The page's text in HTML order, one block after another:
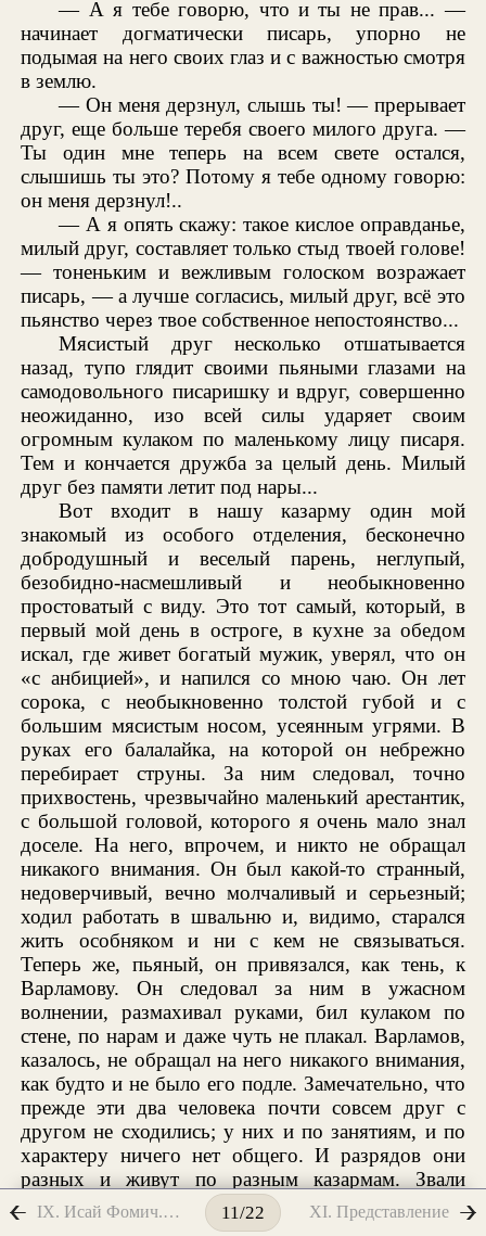
— А я тебе говорю, что и ты не прав... —
начинает догматически писарь, упорно не
подымая на него своих глаз и с важностью смотря
в землю.
— Он меня дерзнул, слышь ты! — прерывает
друг, еще больше теребя своего милого друга. —
Ты один мне теперь на всем свете остался,
слышишь ты это? Потому я тебе одному говорю:
он меня дерзнул!..
— А я опять скажу: такое кислое оправданье,
милый друг, составляет только стыд твоей голове!
— тоненьким и вежливым голоском возражает
писарь, — а лучше согласись, милый друг, всё это
пьянство через твое собственное непостоянство...
Мясистый друг несколько отшатывается
назад, тупо глядит своими пьяными глазами на
самодовольного писаришку и вдруг, совершенно
неожиданно, изо всей силы ударяет своим
огромным кулаком по маленькому лицу писаря.
Тем и кончается дружба за целый день. Милый
друг без памяти летит под нары...
Вот входит в нашу казарму один мой
знакомый из особого отделения, бесконечно
добродушный и веселый парень, неглупый,
безобидно-насмешливый и необыкновенно
простоватый с виду. Это тот самый, который, в
первый мой день в остроге, в кухне за обедом
искал, где живет богатый мужик, уверял, что он
«с анбицией», и напился со мною чаю. Он лет
сорока, с необыкновенно толстой губой и с
большим мясистым носом, усеянным угрями. В
руках его балалайка, на которой он небрежно
перебирает струны. За ним следовал, точно
прихвостень, чрезвычайно маленький арестантик,
с большой головой, которого я очень мало знал
доселе. На него, впрочем, и никто не обращал
никакого внимания. Он был какой-то странный,
недоверчивый, вечно молчаливый и серьезный;
ходил работать в швальню и, видимо, старался
жить особняком и ни с кем не связываться.
Теперь же, пьяный, он привязался, как тень, к
Варламову. Он следовал за ним в ужасном
волнении, размахивал руками, бил кулаком по
стене, по нарам и даже чуть не плакал. Варламов,
казалось, не обращал на него никакого внимания,
как будто и не было его подле. Замечательно, что
прежде эти два человека почти совсем друг с
другом не сходились; у них и по занятиям, и по
характеру ничего нет общего. И разрядов они
разных и живут по разным казармам. Звали
маленького арестанта — Булкин.
Варламов, увидев меня, осклабился. Я сидел
IX. Исай Фомич. Баня. Рассказ Баклушина 11/22 XI. Представление